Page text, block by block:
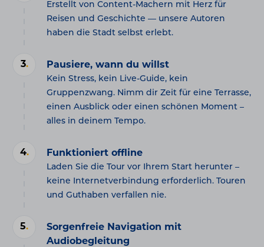
Erstellt von Content-Machern mit Herz für
Reisen und Geschichte — unsere Autoren
haben die Stadt selbst erlebt.
3. Pausiere, wann du willst
Kein Stress, kein Live-Guide, kein
Gruppenzwang. Nimm dir Zeit für eine Terrasse,
einen Ausblick oder einen schönen Moment –
alles in deinem Tempo.
4. Funktioniert offline
Laden Sie die Tour vor Ihrem Start herunter –
keine Internetverbindung erforderlich. Touren
und Guthaben verfallen nie.
5.
Sorgenfreie Navigation mit
Audiobegleitung